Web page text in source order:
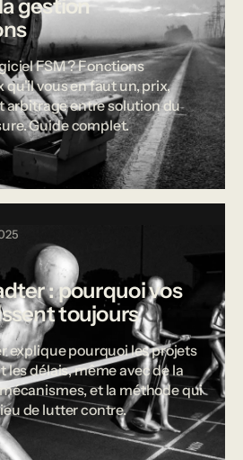
gestion
FSM ? Fonctions
vous en faut un, prix,
arbitrage entre solution du
Guide complet.
: pourquoi vos
toujours
explique pourquoi les projets
les délais, même avec de la
et la méthode qui
de lutter contre.